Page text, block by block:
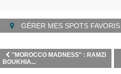
GÉRER MES SPOTS FAVORIS
''MOROCCO MADNESS'' : RAMZI
BOUKHIA...